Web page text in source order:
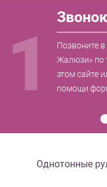
1
Звонок
Позвоните
Жалюзи» по
этом сайте
помощи
Однотонные